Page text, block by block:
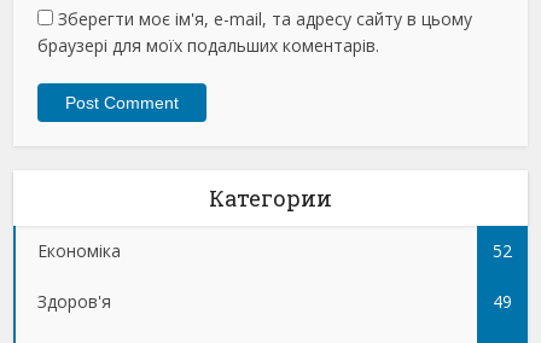
Зберегти моє ім'я, e-mail, та адресу сайту в цьому
браузері для моїх подальших коментарів.
Категории
Економіка 52
Здоров'я 49